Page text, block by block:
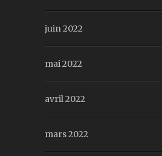
juin 2022
mai 2022
avril 2022
mars 2022